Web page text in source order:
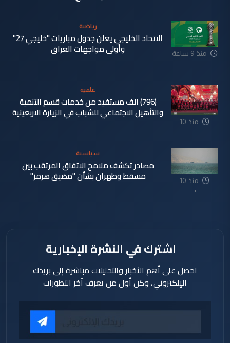
منذ 9 ساعة
رياضية
الاتحاد الخليجي يعلن جدول مباريات "خليجي 27"
وأولى مواجهات العراق
منذ 10
علمية
(796) الف مستفيد من خدمات قسم التنمية
والتأهيل الاجتماعي للشباب في الزيارة الاربعينية
منذ 10
ساعة
سياسية
مصادر تكشف ملامح الاتفاق المرتقب بين
مسقط وطهران بشأن "مضيق هرمز"
اشترك في النشرة الإخبارية
احصل على أهم الأخبار والتحليلات مباشرة إلى بريدك
الإلكتروني، وكن أول من يعرف آخر التطورات